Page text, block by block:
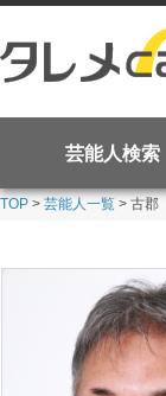
芸能人検索
TOP > 芸能人一覧 > 古